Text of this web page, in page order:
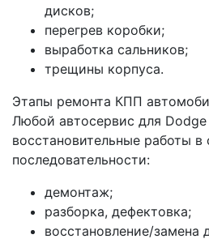
дисков;
перегрев коробки;
выработка сальников;
трещины корпуса.
Этапы ремонта КПП
Любой автосервис для
восстановительные работы
последовательности:
демонтаж;
разборка, дефектовка;
восстановление/замена